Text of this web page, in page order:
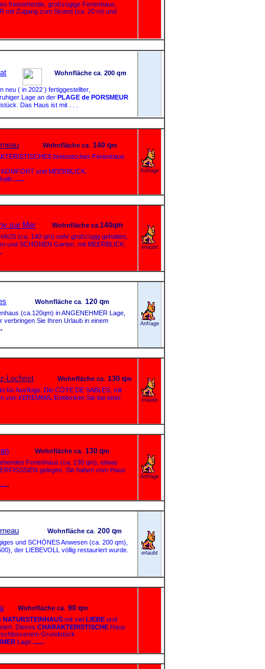
freistehende, großzügige Ferienhaus,
Zugang zum Strand (ca. 20 m) und
Wohnfläche ca 200 qm
neu ( in 2022 ) fertiggestellter
Lage an der PLAGE de PORSMEUR
Das Haus ist mit . . .
Wohnfläche ca 140 qm
bretonisches Ferienhaus
und MEERBLICK.
......
Anfrage
sur Mer Wohnfläche ca 140qm
(ca. 140 qm) sehr großzügig gehalten,
SCHÖNEN Garten, mit MEERBLICK.
erlaubt
Wohnfläche ca 120 qm
(ca.120qm) in ANGENEHMER Lage,
Sie Ihren Urlaub in einem
Anfrage
Lochrist Wohnfläche ca 130 qm
für Ausflüge. Die COTE DE SABLES, mit
von KEREMMA. Entdecken Sie bei einer erlaubt
Wohnfläche ca 130 qm
Ferienhaus (ca. 130 qm), etwas
gelegen. Sie haben vom Haus
.
Anfrage
Wohnfläche ca 200 qm
und SCHÖNES Anwesen (ca. 200 qm),
der LIEBEVOLL völlig restauriert wurde.
erlaubt
Wohnfläche ca 90 qm
NATURSTEINHAUS mit viel LIEBE und
Dieses CHARAKTERISTISCHE Haus
Grundstück
Lage ......